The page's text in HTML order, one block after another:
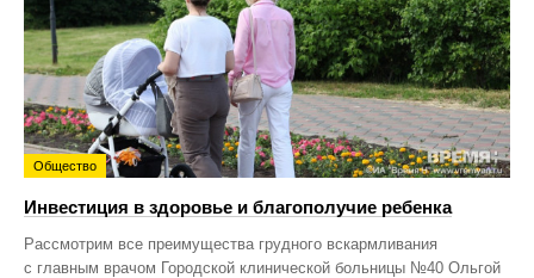
Общество
Инвестиция в здоровье и благополучие ребенка
Рассмотрим все преимущества грудного вскармливания
с главным врачом Городской клинической больницы №40 Ольгой